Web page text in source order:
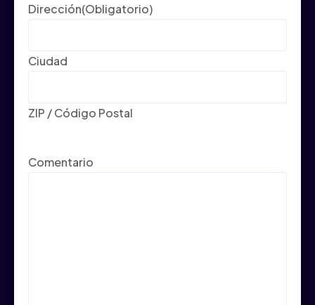
Dirección(Obligatorio)
Ciudad
ZIP / Código Postal
Comentario